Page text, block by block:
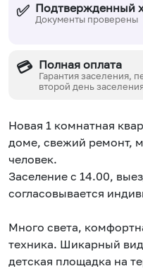
✅ Подтвержденный
Документы проверены
💳 Полная оплата
Гарантия заселения,
второй день
Новая 1 комнатная
доме, свежий ремонт,
человек.
Заселение с 14.00,
согласовывается
Много света,
техника. Шикарный
детская площадка на